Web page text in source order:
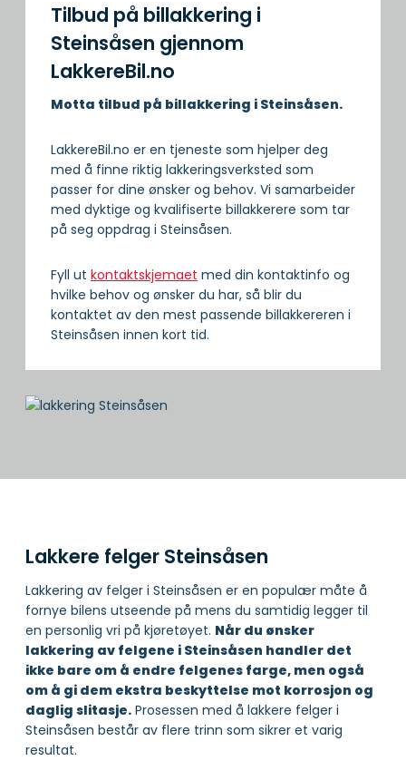
Tilbud på billakkering i
Steinsåsen gjennom
LakkereBil.no
Motta tilbud på billakkering i Steinsåsen.
LakkereBil.no er en tjeneste som hjelper deg
med å finne riktig lakkeringsverksted som
passer for dine ønsker og behov. Vi samarbeider
med dyktige og kvalifiserte billakkerere som tar
på seg oppdrag i Steinsåsen.
Fyll ut kontaktskjemaet med din kontaktinfo og
hvilke behov og ønsker du har, så blir du
kontaktet av den mest passende billakkereren i
Steinsåsen innen kort tid.
Lakkere felger Steinsåsen
Lakkering av felger i Steinsåsen er en populær måte å
fornye bilens utseende på mens du samtidig legger til
en personlig vri på kjøretøyet. Når du ønsker
lakkering av felgene i Steinsåsen handler det
ikke bare om å endre felgenes farge, men også
om å gi dem ekstra beskyttelse mot korrosjon og
daglig slitasje. Prosessen med å lakkere felger i
Steinsåsen består av flere trinn som sikrer et varig
resultat.